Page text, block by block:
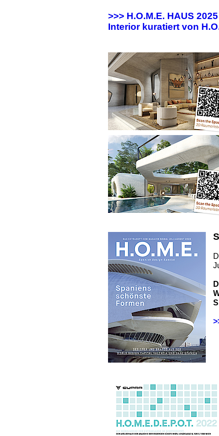
>>> H.O.M.E. HAUS
Interior kuratiert von